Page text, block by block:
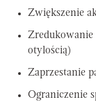
Zwiększenie
Zredukowanie
otylością)
Zaprzestanie
Ograniczenie